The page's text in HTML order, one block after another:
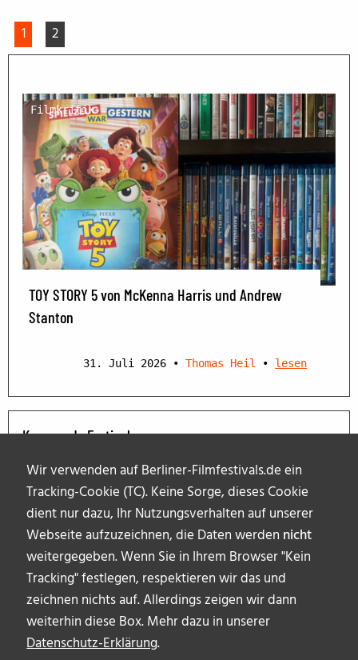
Wir verwenden auf Berliner-Filmfestivals.de ein
Tracking-Cookie (TC). Keine Sorge, dieses Cookie
dient nur dazu, Ihr Nutzungsverhalten auf unserer
Webseite aufzuzeichnen, die Daten werden nicht
weitergegeben. Wenn Sie in Ihrem Browser "Kein
Tracking" festlegen, respektieren wir das und
zeichnen nichts auf. Allerdings zeigen wir dann
weiterhin diese Box. Mehr dazu in unserer
Datenschutz-Erklärung.
1 2
Filmkritik
TOY STORY 5 von McKenna Harris und Andrew
Stanton
31. Juli 2026 • Thomas Heil • lesen
Kommende Festivals